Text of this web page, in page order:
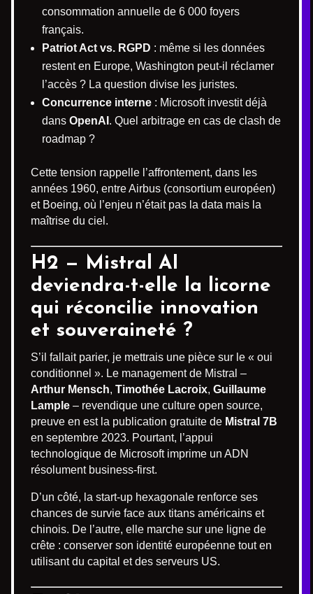
consommation annuelle de 6 000 foyers
français.
Patriot Act vs. RGPD : même si les données
restent en Europe, Washington peut-il réclamer
l’accès ? La question divise les juristes.
Concurrence interne : Microsoft investit déjà
dans OpenAI . Quel arbitrage en cas de clash de
roadmap ?
Cette tension rappelle l’affrontement, dans les
années 1960, entre Airbus (consortium européen)
et Boeing, où l’enjeu n’était pas la data mais la
maîtrise du ciel.
H2 — Mistral AI
deviendra-t-elle la licorne
qui réconcilie innovation
et souveraineté ?
S’il fallait parier, je mettrais une pièce sur le « oui
conditionnel ». Le management de Mistral –
Arthur Mensch, Timothée Lacroix, Guillaume
Lample – revendique une culture open source,
preuve en est la publication gratuite de Mistral 7B
en septembre 2023. Pourtant, l’appui
technologique de Microsoft imprime un ADN
résolument business-first.
D’un côté, la start-up hexagonale renforce ses
chances de survie face aux titans américains et
chinois. De l’autre, elle marche sur une ligne de
crête : conserver son identité européenne tout en
utilisant du capital et des serveurs US.